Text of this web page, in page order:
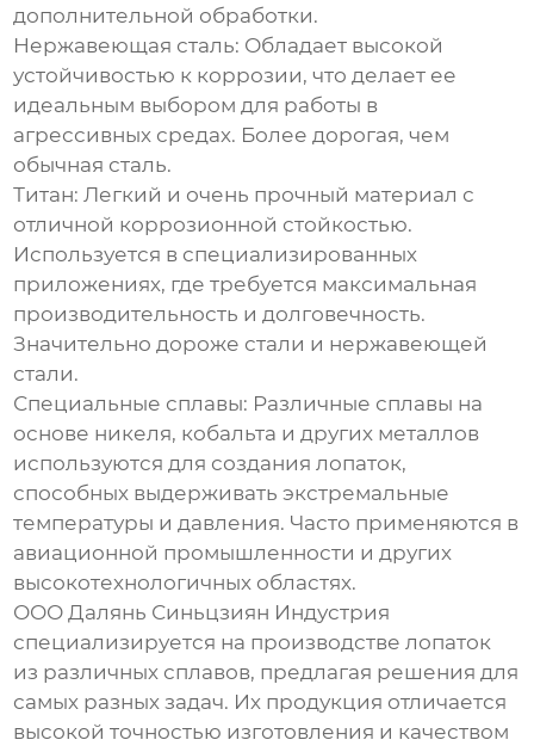
дополнительной обработки.
Нержавеющая сталь: Обладает высокой
устойчивостью к коррозии, что делает ее
идеальным выбором для работы в
агрессивных средах. Более дорогая, чем
обычная сталь.
Титан: Легкий и очень прочный материал с
отличной коррозионной стойкостью.
Используется в специализированных
приложениях, где требуется максимальная
производительность и долговечность.
Значительно дороже стали и нержавеющей
стали.
Специальные сплавы: Различные сплавы на
основе никеля, кобальта и других металлов
используются для создания лопаток,
способных выдерживать экстремальные
температуры и давления. Часто применяются в
авиационной промышленности и других
высокотехнологичных областях.
ООО Далянь Синьцзиян Индустрия
специализируется на производстве лопаток
из различных сплавов, предлагая решения для
самых разных задач. Их продукция отличается
высокой точностью изготовления и качеством